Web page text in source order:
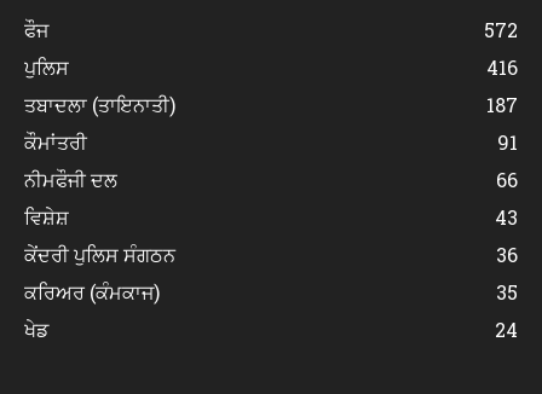
ਫੌਜ
572
ਪੁਲਿਸ
416
ਤਬਾਦਲਾ (ਤਾਇਨਾਤੀ)
187
ਕੌਮਾਂਤਰੀ
91
ਨੀਮਫੌਜੀ ਦਲ
66
ਵਿਸ਼ੇਸ਼
43
ਕੇਂਦਰੀ ਪੁਲਿਸ ਸੰਗਠਨ
36
ਕਰਿਅਰ (ਕੰਮਕਾਜ)
35
ਖੇਡ
24